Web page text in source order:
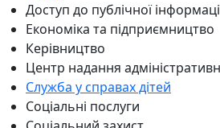
Доступ до публічної
Економіка та підприємництво
Керівництво
Центр надання
Служба у справах дітей
Соціальні послуги